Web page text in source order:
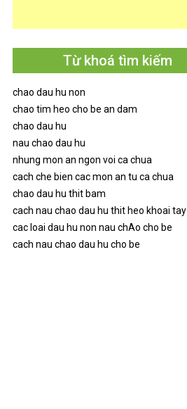
Từ khoá tìm kiếm
chao dau hu non
chao tim heo cho be an dam
chao dau hu
nau chao dau hu
nhung mon an ngon voi ca chua
cach che bien cac mon an tu ca chua
chao dau hu thit bam
cach nau chao dau hu thit heo khoai tay
cac loai dau hu non nau chAo cho be
cach nau chao dau hu cho be